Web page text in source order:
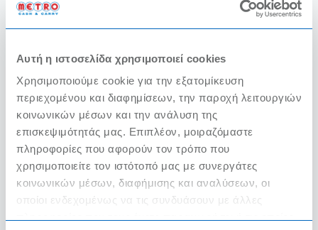
Αυτή η ιστοσελίδα χρησιμοποιεί cookies
Χρησιμοποιούμε cookie για την εξατομίκευση
περιεχομένου και διαφημίσεων, την παροχή λειτουργιών
κοινωνικών μέσων και την ανάλυση της
επισκεψιμότητάς μας. Επιπλέον, μοιραζόμαστε
πληροφορίες που αφορούν τον τρόπο που
χρησιμοποιείτε τον ιστότοπό μας με συνεργάτες
κοινωνικών μέσων, διαφήμισης και αναλύσεων, οι
οποίοι ενδεχομένως να τις συνδυάσουν με άλλες
Γυμναστήριo: 3 tips για να
συνεχίσετε την επιτυχημένη
πορεία του καλοκαιριού!
11/30/2023